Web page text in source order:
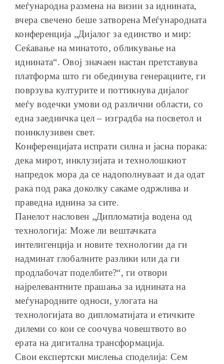
ШКОЛА ЗА МЛАДИ ЛИДЕРИ
ПРМ 2009-2019
меѓународна размена на визии за иднината,
вчера свечено беше затворена Меѓународната
конференција „Дијалог за единство и мир:
Сеќавање на минатото, обликување на
иднината“. Овој значаен настан претставува
платформа што ги обединува генерациите, ги
поврзува културите и поттикнува дијалог
меѓу водечки умови од различни области, со
една заедничка цел – изградба на посветол и
поинклузивен свет.
Конференцијата испрати силна и јасна порака:
дека мирот, инклузијата и технолошкиот
напредок мора да се надополнуваат и да одат
рака под рака доколку сакаме одржлива и
праведна иднина за сите.
Панелот насловен „Дипломатија водена од
технологија: Може ли вештачката
интелигенција и новите технологии да ги
надминат глобалните разлики или да ги
продлабочат поделбите?“, ги отвори
најрелевантните прашања за иднината на
меѓународните односи, улогата на
технологијата во дипломатијата и етичките
дилеми со кои се соочува човештвото во
ерата на дигитална трансформација.
Свои експертски мислења споделија: Сем